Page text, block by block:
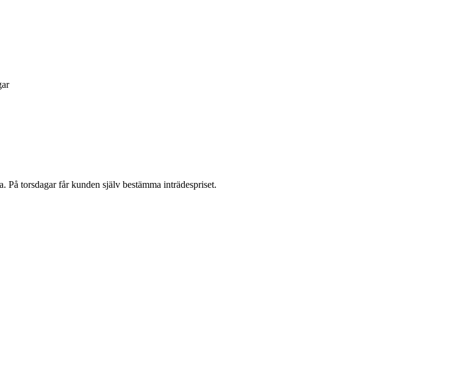
torsdagar får kunden själv bestämma inträdespriset.